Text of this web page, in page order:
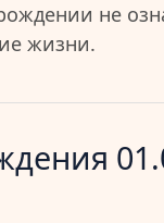
не
жизни.